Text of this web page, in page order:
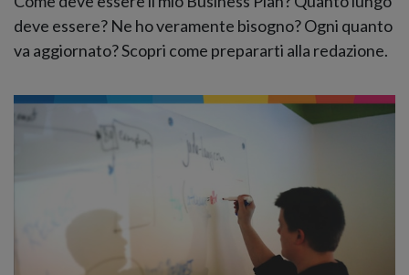
deve essere? Ne ho veramente bisogno? Ogni quanto
va aggiornato? Scopri come prepararti alla redazione.